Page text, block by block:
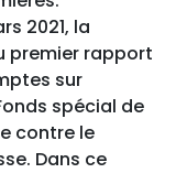
2021, la
premier rapport
sur
spécial de
contre le
Dans ce